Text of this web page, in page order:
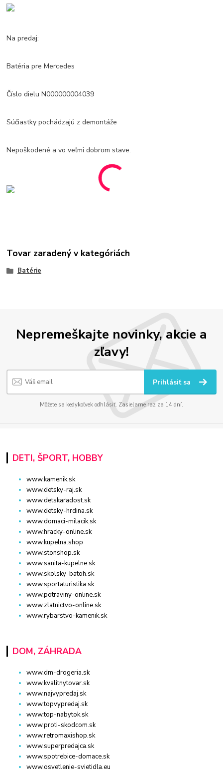
Na predaj:
Batéria pre Mercedes
Číslo dielu N000000004039
Súčiastky pochádzajú z demontáže
Nepoškodené a vo veľmi dobrom stave.
Tovar zaradený v kategóriách
Batérie
Nepremeškajte novinky, akcie a
zľavy!
Prihlásiť sa
Môžete sa kedykoľvek odhlásiť. Zasielame raz za 14 dní.
DETI, ŠPORT, HOBBY
www.kamenik.sk
www.detsky-raj.sk
www.detskaradost.sk
www.detsky-hrdina.sk
www.domaci-milacik.sk
www.hracky-online.sk
www.kupelna.shop
www.stonshop.sk
www.sanita-kupelne.sk
www.skolsky-batoh.sk
www.sportaturistika.sk
www.potraviny-online.sk
www.zlatnictvo-online.sk
www.rybarstvo-kamenik.sk
DOM, ZÁHRADA
www.dm-drogeria.sk
www.kvalitnytovar.sk
www.najvypredaj.sk
www.topvypredaj.sk
www.top-nabytok.sk
www.proti-skodcom.sk
www.retromaxishop.sk
www.superpredajca.sk
www.spotrebice-domace.sk
www.osvetlenie-svietidla.eu